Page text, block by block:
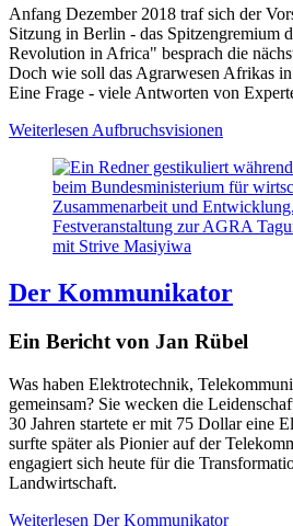
Anfang Dezember 2018 traf sich der
Sitzung in Berlin - das Spitzengremium
Revolution in Africa" besprach die
Doch wie soll das Agrarwesen Afrikas in
Eine Frage - viele Antworten von
Weiterlesen Aufbruchsvisionen
Festveranstaltung zur AGRA
mit Strive Masiyiwa
Der Kommunikator
Ein Bericht von Jan Rübel
Was haben Elektrotechnik,
gemeinsam? Sie wecken die
30 Jahren startete er mit 75 Dollar eine
surfte später als Pionier auf der
engagiert sich heute für die
Landwirtschaft.
Weiterlesen Der Kommunikator